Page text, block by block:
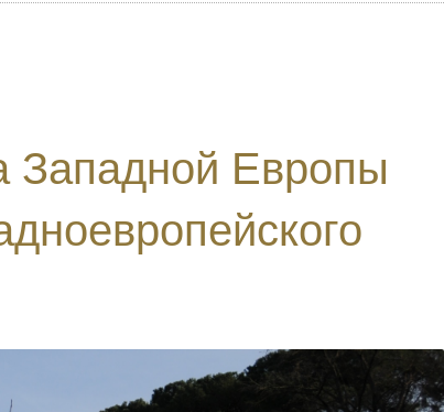
Западной Европы